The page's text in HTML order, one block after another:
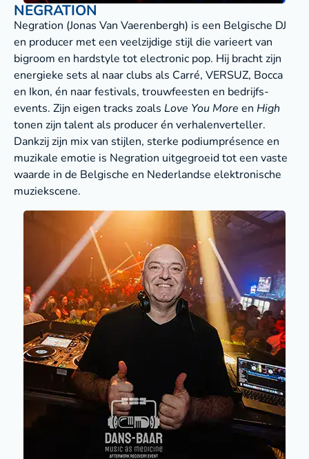
NEGRATION
Negration (Jonas Van Vaerenbergh) is een Belgische DJ
en producer met een veelzijdige stijl die varieert van
bigroom en hardstyle tot electronic pop. Hij bracht zijn
energieke sets al naar clubs als Carré, VERSUZ, Bocca
en Ikon, én naar festivals, trouwfeesten en bedrijfs-
events. Zijn eigen tracks zoals Love You More en High
tonen zijn talent als producer én verhalenverteller.
Dankzij zijn mix van stijlen, sterke podiumprésence en
muzikale emotie is Negration uitgegroeid tot een vaste
waarde in de Belgische en Nederlandse elektronische
muziekscene.